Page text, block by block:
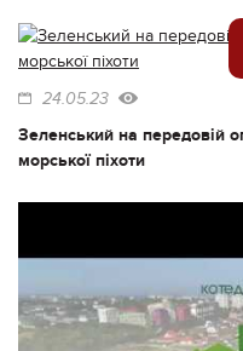
24.05.23
Зеленський на передовій
морської піхоти